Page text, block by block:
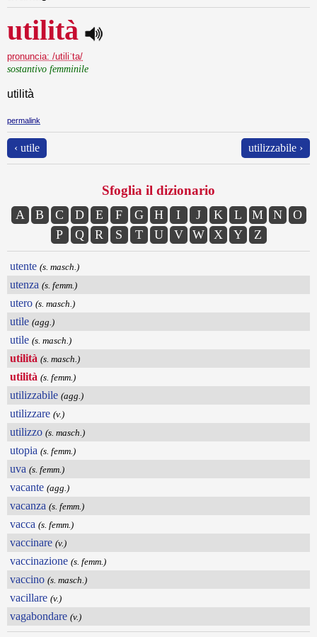
utilità
pronuncia: /utiliˈta/
sostantivo femminile
utilità
permalink
‹ utile utilizzabile ›
Sfoglia il dizionario
A B C D E F G H I J K L M N
O
P
Q R S T U V W X Y Z
utente (s. masch.)
utenza (s. femm.)
utero (s. masch.)
utile (agg.)
utile (s. masch.)
utilità (s. masch.)
utilità (s. femm.)
utilizzabile (agg.)
utilizzare (v.)
utilizzo (s. masch.)
utopia (s. femm.)
uva (s. femm.)
vacante (agg.)
vacanza (s. femm.)
vacca (s. femm.)
vaccinare (v.)
vaccinazione (s. femm.)
vaccino (s. masch.)
vacillare (v.)
vagabondare (v.)